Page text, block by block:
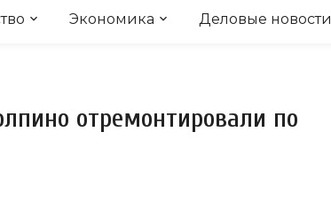
Экономика Деловые новости
отремонтировали по